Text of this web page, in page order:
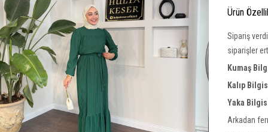
Ürün
Sipariş
siparişler
Kumaş
Kalıp
Yaka
Arkadan